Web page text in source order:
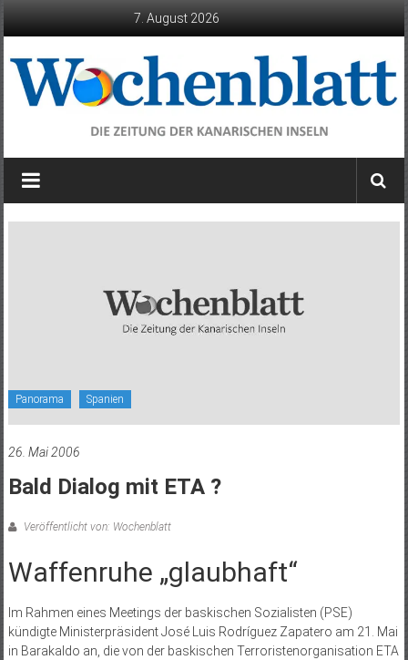
7. August 2026
Wochenblatt
die
Panorama Spanien
26. Mai 2006
Bald Dialog mit ETA ?
Veröffentlicht von: Wochenblatt
Waffenruhe „glaubhaft“
Im Rahmen eines Meetings der baskischen Sozialisten (PSE)
kündigte Ministerpräsident José Luis Rodríguez Zapatero am 21. Mai
in Barakaldo an, die von der baskischen Terroristenorganisation ETA